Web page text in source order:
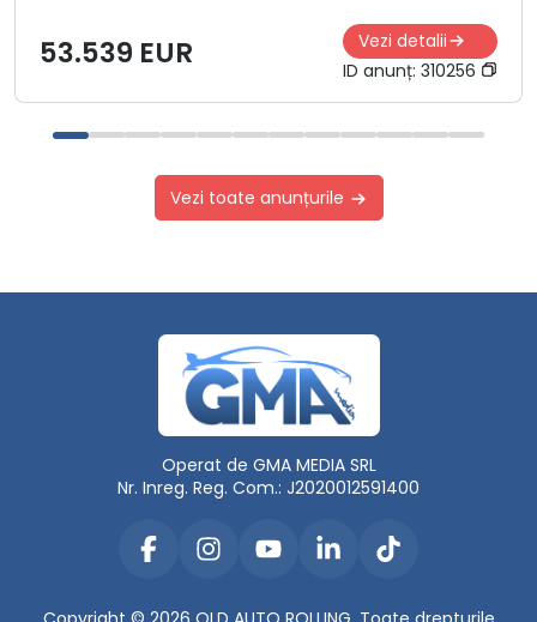
53.539 EUR
Vezi detalii
ID anunț: 310256
Vezi toate anunțurile
Operat de GMA MEDIA SRL
Nr. Inreg. Reg. Com.: J2020012591400